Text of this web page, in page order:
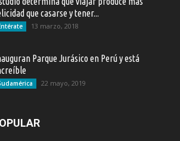
que casarse y tener...
13 marzo, 2018
Parque Jurásico en Perú y está
22 mayo, 2019